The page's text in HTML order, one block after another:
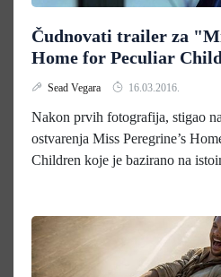
Čudnovati trailer za
Home for Peculiar
Sead Vegara 16.03.2016.
Nakon prvih fotografija, stigao
ostvarenja Miss Peregrine’s
Children koje je bazirano na